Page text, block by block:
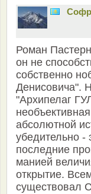
Роман
он не
собственно
Денисовича".
"Архипелаг
абсолютной
убедительно -
последние
манией
открытие.
существовал